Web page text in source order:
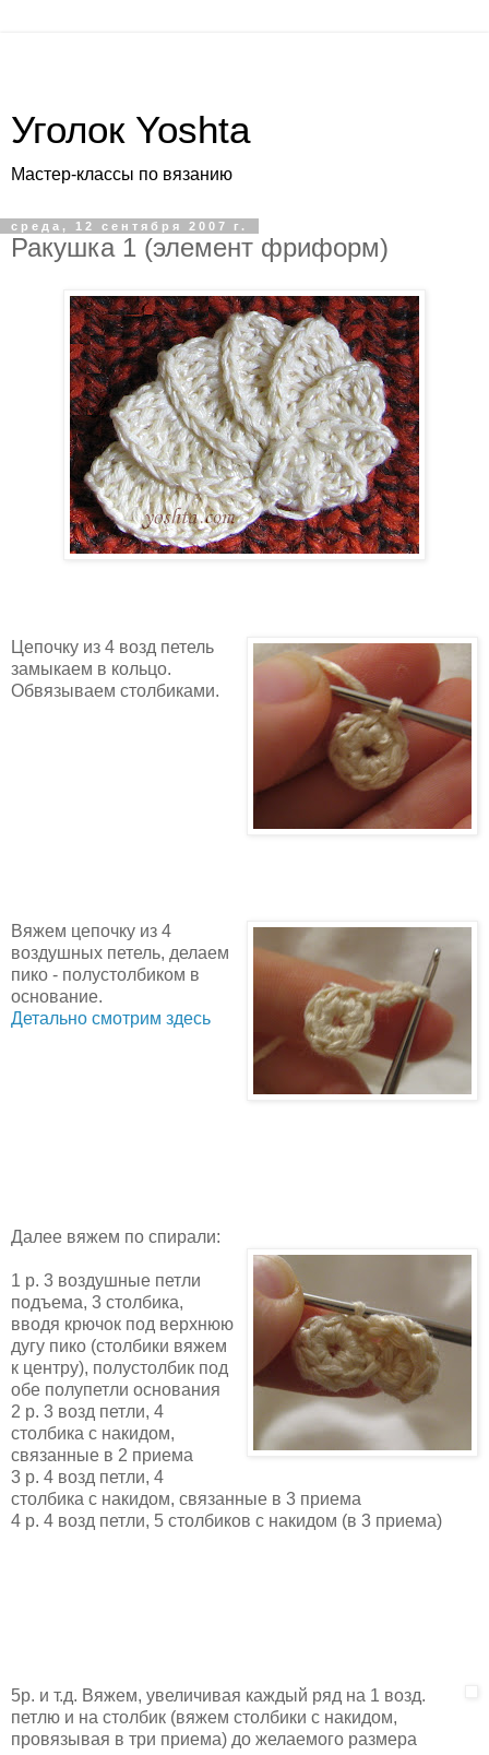
Уголок Yoshta
Мастер-классы по вязанию
среда, 12 сентября 2007 г.
Ракушка 1 (элемент фриформ)
Цепочку из 4 возд петель
замыкаем в кольцо.
Обвязываем столбиками.
Вяжем цепочку из 4
воздушных петель, делаем
пико - полустолбиком в
основание.
Детально смотрим здесь
Далее вяжем по спирали:
1 р. 3 воздушные петли
подъема, 3 столбика,
вводя крючок под верхнюю
дугу пико (столбики вяжем
к центру), полустолбик под
обе полупетли основания
2 р. 3 возд петли, 4
столбика с накидом,
связанные в 2 приема
3 р. 4 возд петли, 4
столбика с накидом, связанные в 3 приема
4 р. 4 возд петли, 5 столбиков с накидом (в 3 приема)
5р. и т.д. Вяжем, увеличивая каждый ряд на 1 возд.
петлю и на столбик (вяжем столбики с накидом,
провязывая в три приема) до желаемого размера